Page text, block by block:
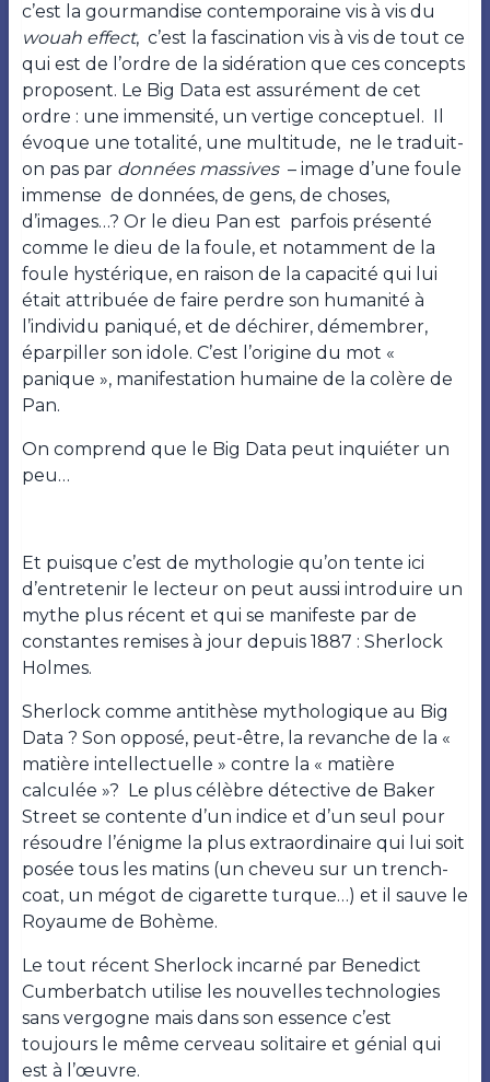
c’est la gourmandise contemporaine vis à vis du
wouah effect, c’est la fascination vis à vis de tout ce
qui est de l’ordre de la sidération que ces concepts
proposent. Le Big Data est assurément de cet
ordre : une immensité, un vertige conceptuel. Il
évoque une totalité, une multitude, ne le traduit-
on pas par données massives – image d’une foule
immense de données, de gens, de choses,
d’images…? Or le dieu Pan est parfois présenté
comme le dieu de la foule, et notamment de la
foule hystérique, en raison de la capacité qui lui
était attribuée de faire perdre son humanité à
l’individu paniqué, et de déchirer, démembrer,
éparpiller son idole. C’est l’origine du mot «
panique », manifestation humaine de la colère de
Pan.
On comprend que le Big Data peut inquiéter un
peu…
Et puisque c’est de mythologie qu’on tente ici
d’entretenir le lecteur on peut aussi introduire un
mythe plus récent et qui se manifeste par de
constantes remises à jour depuis 1887 : Sherlock
Holmes.
Sherlock comme antithèse mythologique au Big
Data ? Son opposé, peut-être, la revanche de la «
matière intellectuelle » contre la « matière
calculée »? Le plus célèbre détective de Baker
Street se contente d’un indice et d’un seul pour
résoudre l’énigme la plus extraordinaire qui lui soit
posée tous les matins (un cheveu sur un trench-
coat, un mégot de cigarette turque…) et il sauve le
Royaume de Bohème.
Le tout récent Sherlock incarné par Benedict
Cumberbatch utilise les nouvelles technologies
sans vergogne mais dans son essence c’est
toujours le même cerveau solitaire et génial qui
est à l’œuvre.